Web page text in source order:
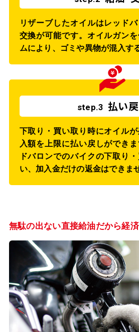
リザーブしたオイルはレッド
交換が可能です。オイルガン
ムにより、ゴミや異物が混入す
step.3 払い
下取り・買い取り時にオイル
入額を上限に払い戻しができ
ドバロンでのバイクの下取り
い、加入金だけの返金はできま
無駄の出ない直接給油だから経済